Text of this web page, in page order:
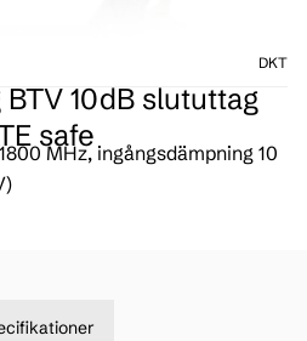
DKT
10dB slututtag
safe
MHz, ingångsdämpning 10